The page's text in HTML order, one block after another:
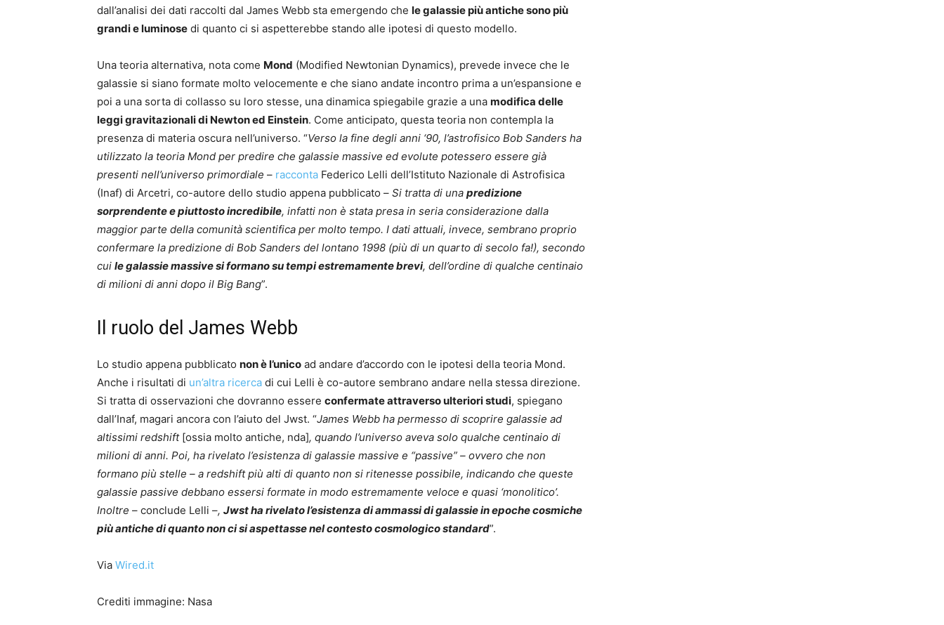
dall’analisi dei dati raccolti dal James Webb sta emergendo che le galassie più antiche sono più
grandi e luminose di quanto ci si aspetterebbe stando alle ipotesi di questo modello.
Una teoria alternativa, nota come Mond (Modified Newtonian Dynamics), prevede invece che le
galassie si siano formate molto velocemente e che siano andate incontro prima a un’espansione e
poi a una sorta di collasso su loro stesse, una dinamica spiegabile grazie a una modifica delle
leggi gravitazionali di Newton ed Einstein. Come anticipato, questa teoria non contempla la
presenza di materia oscura nell’universo. “Verso la fine degli anni ‘90, l’astrofisico Bob Sanders ha
utilizzato la teoria Mond per predire che galassie massive ed evolute potessero essere già
presenti nell’universo primordiale – racconta Federico Lelli dell’Istituto Nazionale di Astrofisica
(Inaf) di Arcetri, co-autore dello studio appena pubblicato – Si tratta di una predizione
sorprendente e piuttosto incredibile, infatti non è stata presa in seria considerazione dalla
maggior parte della comunità scientifica per molto tempo. I dati attuali, invece, sembrano proprio
confermare la predizione di Bob Sanders del lontano 1998 (più di un quarto di secolo fa!), secondo
cui le galassie massive si formano su tempi estremamente brevi, dell’ordine di qualche centinaio
di milioni di anni dopo il Big Bang”.
Il ruolo del James Webb
Lo studio appena pubblicato non è l’unico ad andare d’accordo con le ipotesi della teoria Mond.
Anche i risultati di un’altra ricerca di cui Lelli è co-autore sembrano andare nella stessa direzione.
Si tratta di osservazioni che dovranno essere confermate attraverso ulteriori studi, spiegano
dall’Inaf, magari ancora con l’aiuto del Jwst. “James Webb ha permesso di scoprire galassie ad
altissimi redshift[ossia molto antiche, nda], quando l’universo aveva solo qualche centinaio di
milioni di anni. Poi, ha rivelato l’esistenza di galassie massive e “passive” – ovvero che non
formano più stelle – a redshift più alti di quanto non si ritenesse possibile, indicando che queste
galassie passive debbano essersi formate in modo estremamente veloce e quasi ‘monolitico’.
Inoltre – conclude Lelli –, Jwst ha rivelato l’esistenza di ammassi di galassie in epoche cosmiche
più antiche di quanto non ci si aspettasse nel contesto cosmologico standard”.
Via Wired.it
Crediti immagine: Nasa